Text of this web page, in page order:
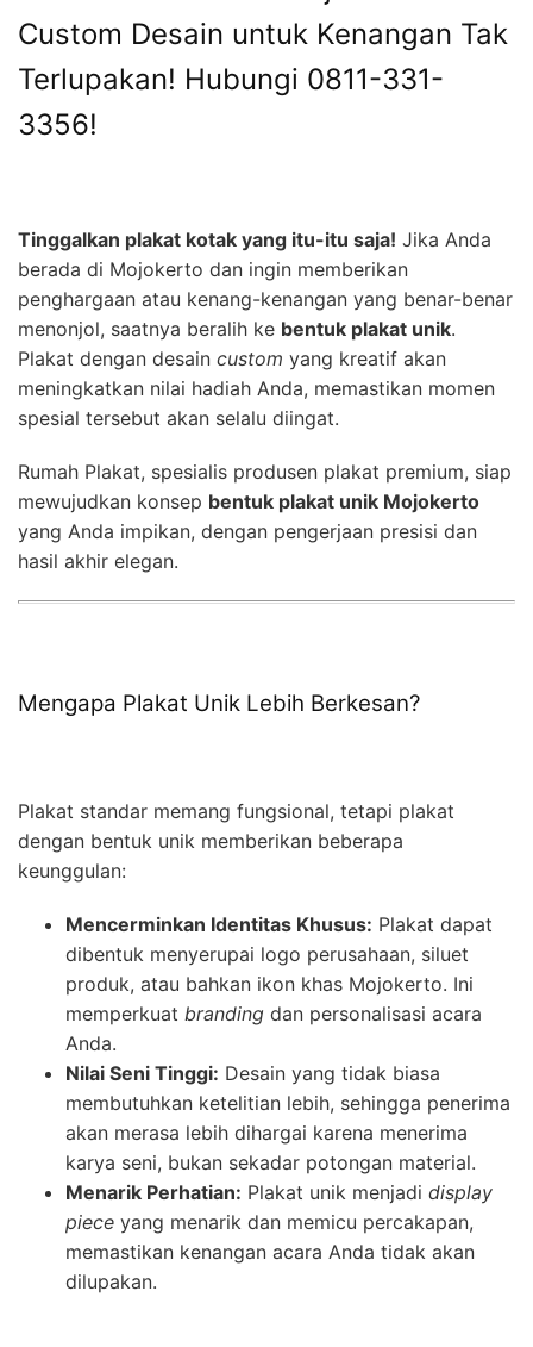
Custom Desain untuk Kenangan Tak
Terlupakan! Hubungi 0811-331-
3356!
Tinggalkan plakat kotak yang itu-itu saja! Jika Anda
berada di Mojokerto dan ingin memberikan
penghargaan atau kenang-kenangan yang benar-benar
menonjol, saatnya beralih ke bentuk plakat unik.
Plakat dengan desain custom yang kreatif akan
meningkatkan nilai hadiah Anda, memastikan momen
spesial tersebut akan selalu diingat.
Rumah Plakat, spesialis produsen plakat premium, siap
mewujudkan konsep bentuk plakat unik Mojokerto
yang Anda impikan, dengan pengerjaan presisi dan
hasil akhir elegan.
Mengapa Plakat Unik Lebih Berkesan?
Plakat standar memang fungsional, tetapi plakat
dengan bentuk unik memberikan beberapa
keunggulan:
Mencerminkan Identitas Khusus: Plakat dapat
dibentuk menyerupai logo perusahaan, siluet
produk, atau bahkan ikon khas Mojokerto. Ini
memperkuat branding dan personalisasi acara
Anda.
Nilai Seni Tinggi: Desain yang tidak biasa
membutuhkan ketelitian lebih, sehingga penerima
akan merasa lebih dihargai karena menerima
karya seni, bukan sekadar potongan material.
Menarik Perhatian: Plakat unik menjadi display
piece yang menarik dan memicu percakapan,
memastikan kenangan acara Anda tidak akan
dilupakan.